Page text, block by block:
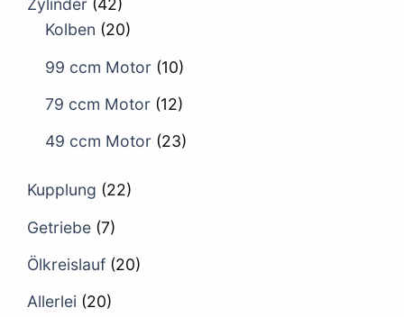
Zylinder (42)
Kolben (20)
99 ccm Motor (10)
79 ccm Motor (12)
49 ccm Motor (23)
Kupplung (22)
Getriebe (7)
Ölkreislauf (20)
Allerlei (20)